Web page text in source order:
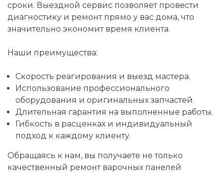
сроки. Выездной сервис позволяет провести
диагностику и ремонт прямо у вас дома, что
значительно экономит время клиента.
Наши преимущества:
Скорость реагирования и выезд мастера.
Использование профессионального
оборудования и оригинальных запчастей.
Длительная гарантия на выполненные работы.
Гибкость в расценках и индивидуальный
подход к каждому клиенту.
Обращаясь к нам, вы получаете не только
качественный ремонт варочных панелей